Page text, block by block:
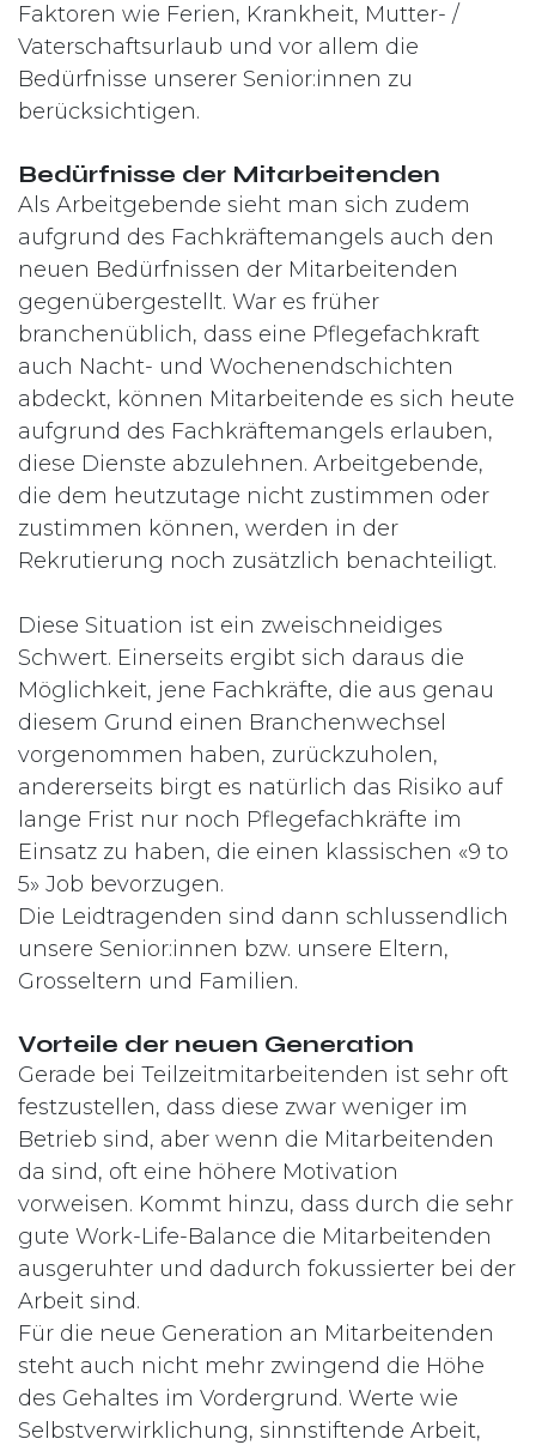
Faktoren wie Ferien, Krankheit, Mutter- /
Vaterschaftsurlaub und vor allem die
Bedürfnisse unserer Senior:innen zu
berücksichtigen.
Bedürfnisse der Mitarbeitenden
Als Arbeitgebende sieht man sich zudem
aufgrund des Fachkräftemangels auch den
neuen Bedürfnissen der Mitarbeitenden
gegenübergestellt. War es früher
branchenüblich, dass eine Pflegefachkraft
auch Nacht- und Wochenendschichten
abdeckt, können Mitarbeitende es sich heute
aufgrund des Fachkräftemangels erlauben,
diese Dienste abzulehnen. Arbeitgebende,
die dem heutzutage nicht zustimmen oder
zustimmen können, werden in der
Rekrutierung noch zusätzlich benachteiligt.
Diese Situation ist ein zweischneidiges
Schwert. Einerseits ergibt sich daraus die
Möglichkeit, jene Fachkräfte, die aus genau
diesem Grund einen Branchenwechsel
vorgenommen haben, zurückzuholen,
andererseits birgt es natürlich das Risiko auf
lange Frist nur noch Pflegefachkräfte im
Einsatz zu haben, die einen klassischen «9 to
5» Job bevorzugen.
Die Leidtragenden sind dann schlussendlich
unsere Senior:innen bzw. unsere Eltern,
Grosseltern und Familien.
Vorteile der neuen Generation
Gerade bei Teilzeitmitarbeitenden ist sehr oft
festzustellen, dass diese zwar weniger im
Betrieb sind, aber wenn die Mitarbeitenden
da sind, oft eine höhere Motivation
vorweisen. Kommt hinzu, dass durch die sehr
gute Work-Life-Balance die Mitarbeitenden
ausgeruhter und dadurch fokussierter bei der
Arbeit sind.
Für die neue Generation an Mitarbeitenden
steht auch nicht mehr zwingend die Höhe
des Gehaltes im Vordergrund. Werte wie
Selbstverwirklichung, sinnstiftende Arbeit,